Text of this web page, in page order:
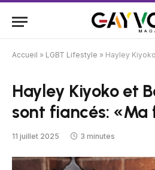
Accueil » LGBT Lifestyle » Hayley Kiyoko et
Hayley Kiyoko et
sont fiancés: «Ma
11 juillet 2025 3 minutes